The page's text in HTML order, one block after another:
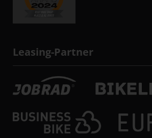
Leasing-Partner